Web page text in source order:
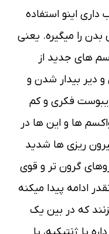
داري اينو استفاده
را ميگيره. يعني
هاي جديد از
و دير بيدار شدن و
فكري و كم
ها و اين ها در
ريزي ها شديد
گرون تر و قوي
ادامه پيدا ميكنه
كه در بين يك